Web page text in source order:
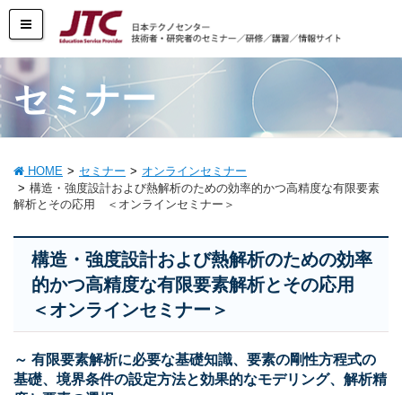
セミナー
HOME セミナー
オンラインセミナー
構造・強度設計および熱解析のための効率的かつ高精度な有限要素
解析とその応用 ＜オンラインセミナー＞
構造・強度設計および熱解析のための効率
的かつ高精度な有限要素解析とその応用
＜オンラインセミナー＞
～ 有限要素解析に必要な基礎知識、要素の剛性方程式の
基礎、境界条件の設定方法と効果的なモデリング、解析精